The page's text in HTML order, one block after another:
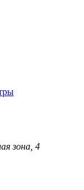
зона, 4